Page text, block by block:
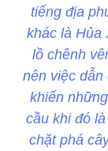
tiếng địa
khác là Hủa
lồ chênh
nên việc dẫn
khiến
cầu khi đó
chặt phá